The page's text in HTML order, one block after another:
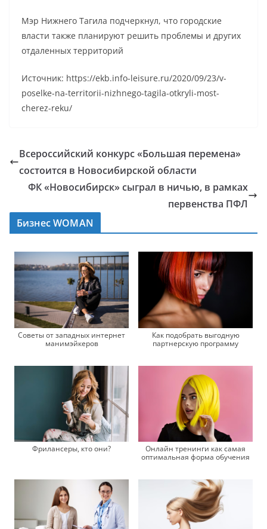
Мэр Нижнего Тагила подчеркнул, что городские
власти также планируют решить проблемы и других
отдаленных территорий
Источник: https://ekb.info-leisure.ru/2020/09/23/v-
poselke-na-territorii-nizhnego-tagila-otkryli-most-
cherez-reku/
Всероссийский конкурс «Большая перемена»
состоится в Новосибирской области
ФК «Новосибирск» сыграл в ничью, в рамках
первенства ПФЛ
Бизнес WOMAN
Советы от западных интернет
манимэйкеров
Как подобрать выгодную
партнерскую программу
Фрилансеры, кто они?
Онлайн тренинги как самая
оптимальная форма обучения